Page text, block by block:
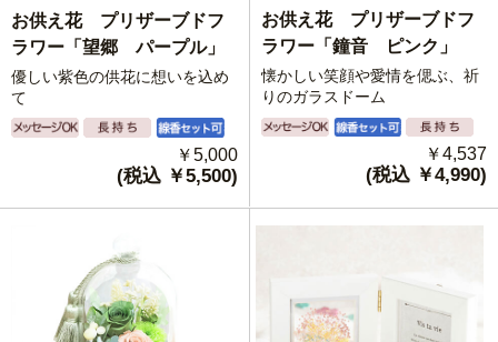
お供え花 プリザーブドフ
ラワー「望郷 パープル」
優しい紫色の供花に想いを込め
て
￥5,000
(税込 ￥5,500)
お供え花 プリザーブドフ
ラワー「鐘音 ピンク」
懐かしい笑顔や愛情を偲ぶ、祈
りのガラスドーム
￥4,537
(税込 ￥4,990)